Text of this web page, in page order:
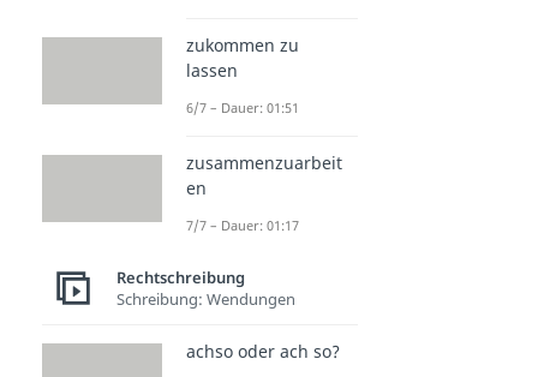
zukommen zu
lassen
6/7 – Dauer: 01:51
zusammenzuarbeit
en
7/7 – Dauer: 01:17
Rechtschreibung
Schreibung: Wendungen
achso oder ach so?